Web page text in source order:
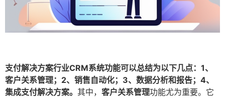
支付解决方案行业CRM系统功能可以总结为以下几点：1、
客户关系管理；2、销售自动化；3、数据分析和报告；4、
集成支付解决方案。 其中， 客户关系管理功能尤为重要。它